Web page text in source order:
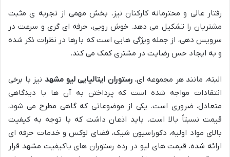
رفتار عالی و محترمانه کارکنان نیز، بخش مهمی از تجربه ی مثبت
مشتریان را تشکیل می دهد. خوش رویی، حرفه ای گری و سرعت در
سرویس دهی، از جمله ویژگی هایی است که بارها در نظرات ذکر شده
و به ایجاد حس رضایت در مشتری کمک می کند.
البته، مانند هر مجموعه ای، رستوران ایتالیایی لیو مشهد نیز با برخی
انتقادات مواجه شده است که پرداختن به آن ها با دیدگاهی
متعادل، ضروری است. یکی از موضوعاتی که گاهی مطرح می شود،
قیمت نسبتاً بالا است. باید اذعان داشت که با توجه به کیفیت
بالای مواد اولیه، دکوراسیون شیک، فضای لوکس و خدمات حرفه ای
ارائه شده، قیمت های لیو در رده رستوران های باکیفیت مشهد قرار